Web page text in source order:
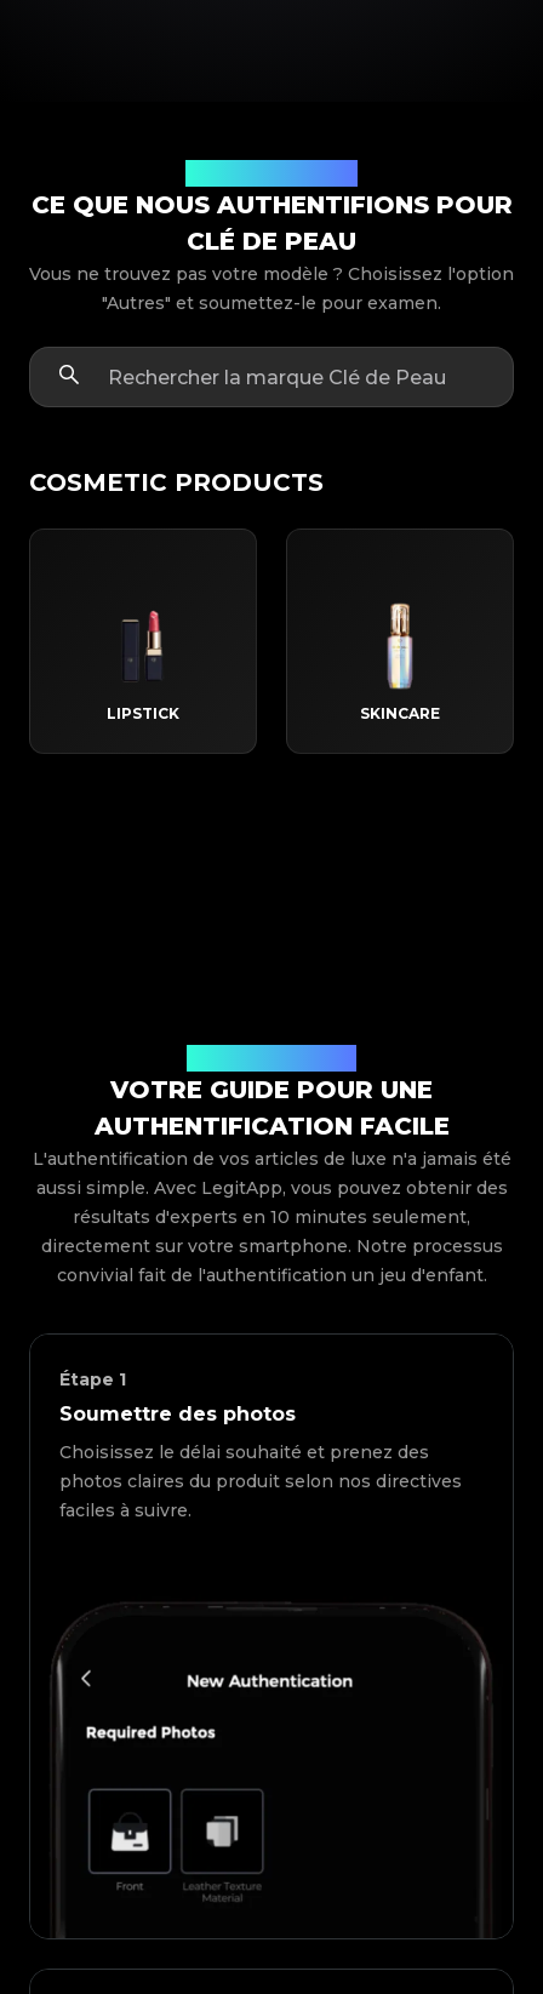
CE QUE NOUS AUTHENTIFIONS POUR
CLÉ DE PEAU
Vous ne trouvez pas votre modèle ? Choisissez l'option
"Autres" et soumettez-le pour examen.
COSMETIC PRODUCTS
LIPSTICK SKINCARE
VOTRE GUIDE POUR UNE
AUTHENTIFICATION FACILE
L'authentification de vos articles de luxe n'a jamais été
aussi simple. Avec LegitApp, vous pouvez obtenir des
résultats d'experts en 10 minutes seulement,
directement sur votre smartphone. Notre processus
convivial fait de l'authentification un jeu d'enfant.
Étape 1
Soumettre des photos
Choisissez le délai souhaité et prenez des
photos claires du produit selon nos directives
faciles à suivre.